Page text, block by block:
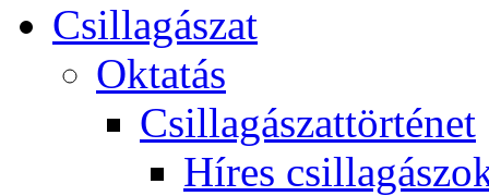
Csil­la­gá­szat
Ok­ta­tás
Csil­la­gá­szat­tör­té­net
Hí­res